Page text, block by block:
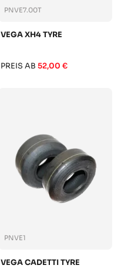
PNVE7.00T
VEGA XH4 TYRE
PREIS AB 52,00 €
PNVE1
VEGA CADETTI TYRE